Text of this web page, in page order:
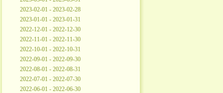
2023-02-01 - 2023-02-28
2023-01-01 - 2023-01-31
2022-12-01 - 2022-12-30
2022-11-01 - 2022-11-30
2022-10-01 - 2022-10-31
2022-09-01 - 2022-09-30
2022-08-01 - 2022-08-31
2022-07-01 - 2022-07-30
2022-06-01 - 2022-06-30